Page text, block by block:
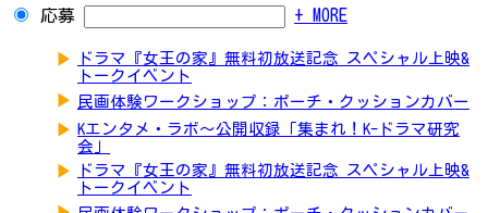
応募 + MORE
▶
ドラマ『女王の家』無料初放送記念 スペシャル上映&
トークイベント
▶ 民画体験ワークショップ：ポーチ・クッションカバー
▶ Kエンタメ・ラボ～公開収録「集まれ！K-ドラマ研究
会」
▶
ドラマ『女王の家』無料初放送記念 スペシャル上映&
トークイベント